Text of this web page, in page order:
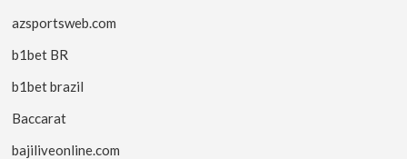
azsportsweb.com
b1bet BR
b1bet brazil
Baccarat
bajiliveonline.com